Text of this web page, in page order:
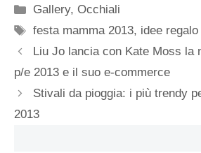
Categorie
Gallery,Occhiali
Tag
festa mamma 2013, idee
Liu Jo lancia con Kate Moss la
p/e 2013 e il suo e-commerce
Stivali da pioggia: i più trendy
2013